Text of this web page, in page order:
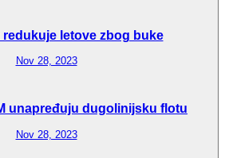
letove zbog buke
Nov 28, 2023
unapređuju dugolinijsku flotu
Nov 28, 2023